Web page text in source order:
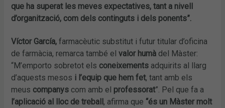
que ha superat les meves expectatives, tant a nivell
d’organització, com dels continguts i dels ponents”.
Víctor García, farmacèutic substitut i futur titular d’oficina
de farmàcia, remarca també elvalor humà del Màster:
“M’emporto sobretot els coneixements adquirits al llarg
d’aquests mesos i l’equip que hem fet, tant amb els
meus companys com amb el professorat”. Pel que fa a
l’aplicació al lloc de treball, afirma que “és un Màster molt